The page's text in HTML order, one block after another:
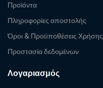
Προϊόντα
Πληροφορίες αποστολής
Όροι & Προϋποθέσεις Χρήσης
Προστασία δεδομένων
Λογαριασμός